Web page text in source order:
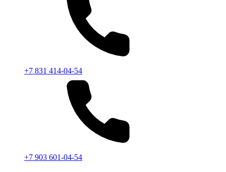
+7 831 414-04-54
+7 903 601-04-54